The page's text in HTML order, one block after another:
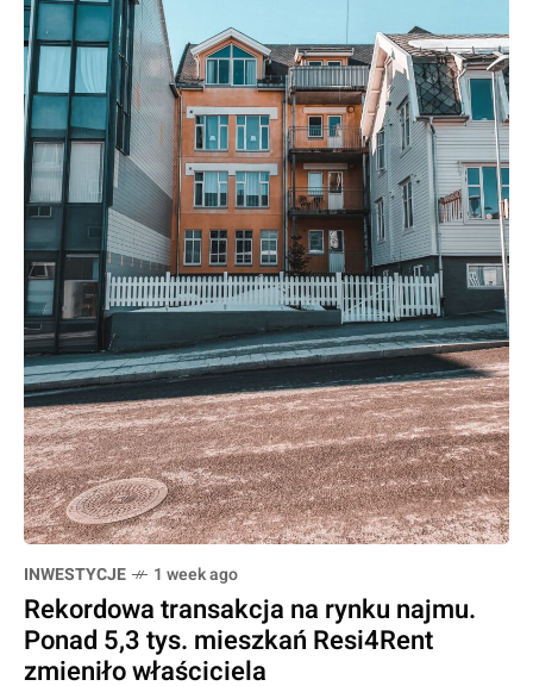
INWESTYCJE 1 week ago
Rekordowa transakcja na rynku najmu.
Ponad 5,3 tys. mieszkań Resi4Rent
zmieniło właściciela